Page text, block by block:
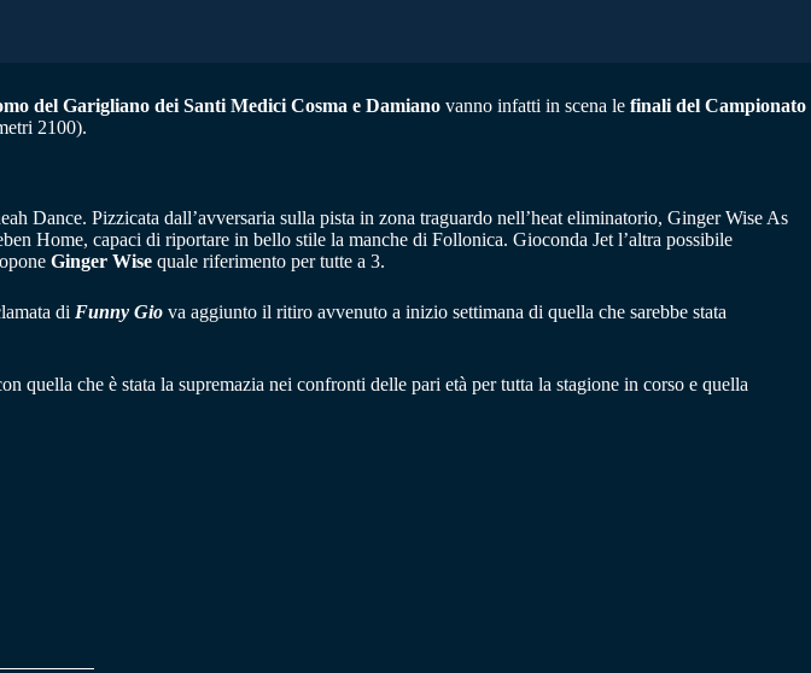
del Garigliano dei Santi Medici Cosma e Damiano vanno infatti in scena le finali del Campionato
2100).
Dance. Pizzicata dall’avversaria sulla pista in zona traguardo nell’heat eliminatorio, Ginger Wise As
Home, capaci di riportare in bello stile la manche di Follonica. Gioconda Jet l’altra possibile
Ginger Wise quale riferimento per tutte a 3.
di Funny Gio va aggiunto il ritiro avvenuto a inizio settimana di quella che sarebbe stata
quella che è stata la supremazia nei confronti delle pari età per tutta la stagione in corso e quella